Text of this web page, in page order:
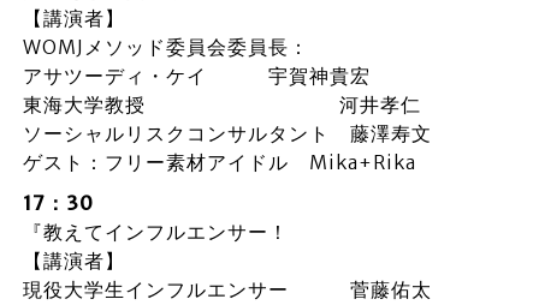
【講演者】
WOMJメソッド委員会委員長：
アサツーディ・ケイ 宇賀神貴宏
東海大学教授 河井孝仁
ソーシャルリスクコンサルタント 藤澤寿文
ゲスト：フリー素材アイドル Mika+Rika
17：30
『教えてインフルエンサー！
【講演者】
現役大学生インフルエンサー 菅藤佑太